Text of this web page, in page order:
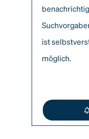
ist
möglich.